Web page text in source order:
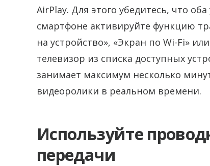
AirPlay. Для этого убедитесь, что
смартфоне активируйте функцию
на устройство», «Экран по Wi-Fi»
телевизор из списка доступных
занимает максимум несколько
видеоролики в реальном времени.
Используйте
передачи